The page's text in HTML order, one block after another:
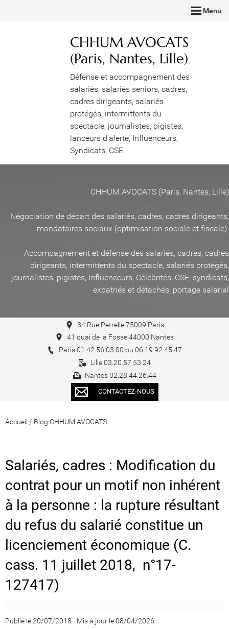
Menu
CHHUM AVOCATS
(Paris, Nantes, Lille)
Défense et accompagnement des
salariés, salariés seniors, cadres,
cadres dirigeants, salariés
protégés, intermittents du
spectacle, journalistes, pigistes,
lanceurs d'alerte, Influenceurs,
Syndicats, CSE
CHHUM AVOCATS (Paris, Nantes, Lille)
Négociation de départ des salariés, cadres, cadres dirigeants,
mandataires sociaux (optimisation sociale et fiscale)
Accompagnement et défense des salariés, cadres, cadres
dirigeants, intermittents du spectacle, salariés protégés,
journalistes, pigistes, Influenceurs, Célébrités, CSE, syndicats,
expatriés et détachés, portage salarial
34 Rue Petrelle 75009 Paris
41 quai de la Fosse 44000 Nantes
Paris 01.42.56.03.00 ou 06 19 92 45 47
Lille 03.20.57.53.24
Nantes 02.28.44.26.44
CONTACTEZ-NOUS
Accueil / Blog CHHUM AVOCATS
Salariés, cadres : Modification du
contrat pour un motif non inhérent
à la personne : la rupture résultant
du refus du salarié constitue un
licenciement économique (C.
cass. 11 juillet 2018, n°17-
127417)
Publié le 20/07/2018 - Mis à jour le 08/04/2026